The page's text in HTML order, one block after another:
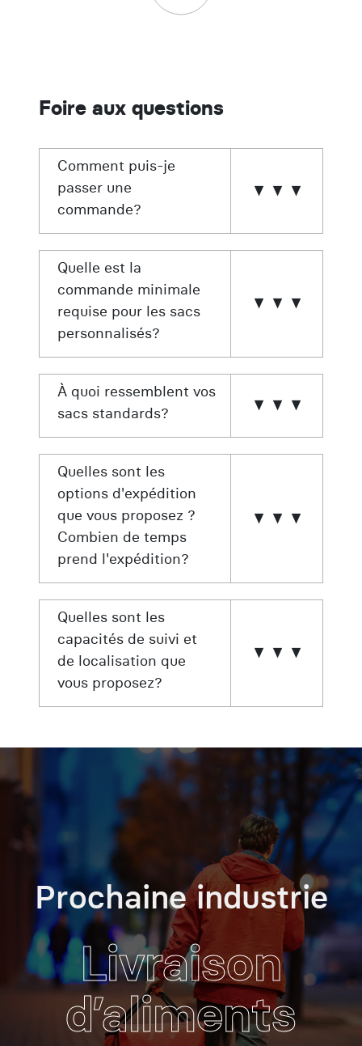
Foire aux questions
Comment puis-je
passer une
commande?
Quelle est la
commande minimale
requise pour les sacs
personnalisés?
À quoi ressemblent vos
sacs standards?
Quelles sont les
options d'expédition
que vous proposez ?
Combien de temps
prend l'expédition?
Quelles sont les
capacités de suivi et
de localisation que
vous proposez?
Prochaine industrie
Livraison
d’aliments